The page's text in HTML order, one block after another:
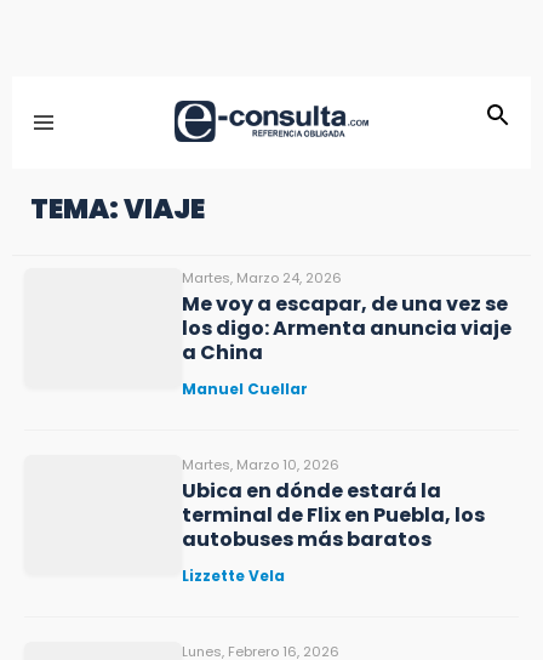
TEMA: VIAJE
Martes, Marzo 24, 2026
Me voy a escapar, de una vez se
los digo: Armenta anuncia viaje
a China
Manuel Cuellar
Martes, Marzo 10, 2026
Ubica en dónde estará la
terminal de Flix en Puebla, los
autobuses más baratos
Lizzette Vela
Lunes, Febrero 16, 2026